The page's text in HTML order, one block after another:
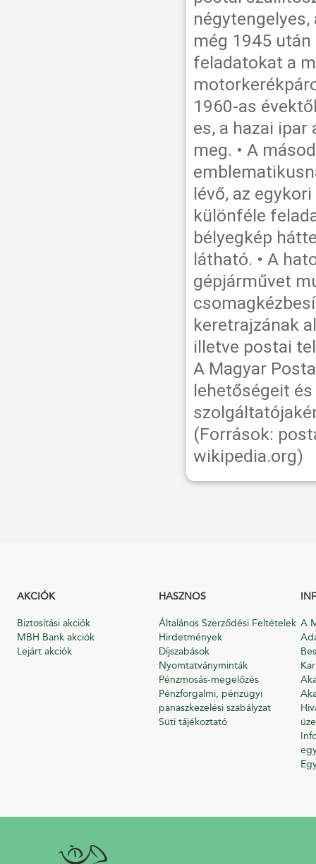
még 1945
feladatokat a
1960-as
es, a hazai
meg. • A
lévő, az
különféle
bélyegkép
látható. • A
gépjárművet
keretrajzának
illetve postai
A Magyar
lehetőségeit
(Források:
wikipedia.org)
AKCIÓK
Biztosítási akciók
MBH Bank akciók
Lejárt akciók
HASZNOS
Általános Szerződési Feltételek
Hirdetmények
Díjszabások
Nyomtatványminták
Pénzmosás-megelőzés
Pénzforgalmi, pénzügyi
panaszkezelési szabályzat
Süti tájékoztató
A